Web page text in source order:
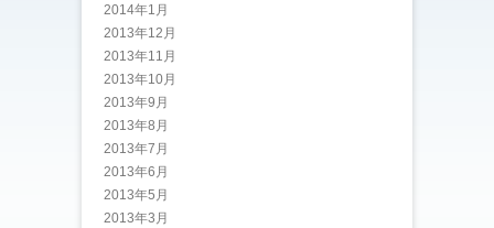
2014年1月
2013年12月
2013年11月
2013年10月
2013年9月
2013年8月
2013年7月
2013年6月
2013年5月
2013年3月